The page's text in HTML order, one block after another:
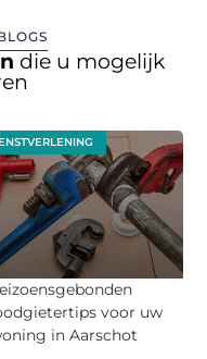
die u mogelijk
voor uw
in Aarschot